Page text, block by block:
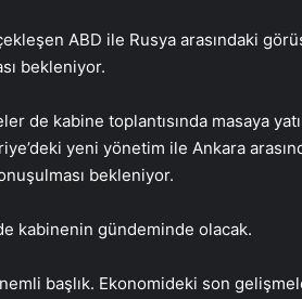
ABD ile Rusya arasındaki
bekleniyor.
de kabine toplantısında masaya
yeni yönetim ile Ankara
bekleniyor.
kabinenin gündeminde olacak.
başlık. Ekonomideki son